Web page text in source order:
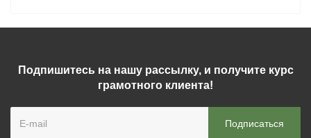
Подпишитесь на нашу рассылку, и получите курс
грамотного клиента!